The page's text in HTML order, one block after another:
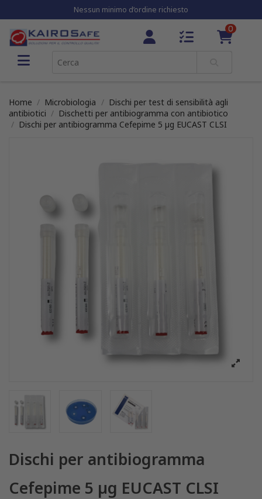
Nessun minimo d’ordine richiesto
0
Home Microbiologia
Dischi per test di sensibilità agli
antibiotici
Dischetti per antibiogramma con antibiotico
Dischi per antibiogramma Cefepime 5 µg EUCAST CLSI
Dischi per antibiogramma
Cefepime 5 µg EUCAST CLSI